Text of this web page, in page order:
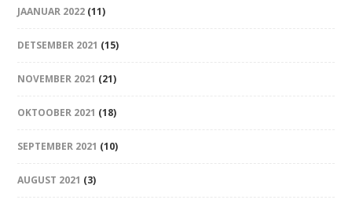
JAANUAR 2022 (11)
DETSEMBER 2021 (15)
NOVEMBER 2021 (21)
OKTOOBER 2021 (18)
SEPTEMBER 2021 (10)
AUGUST 2021 (3)